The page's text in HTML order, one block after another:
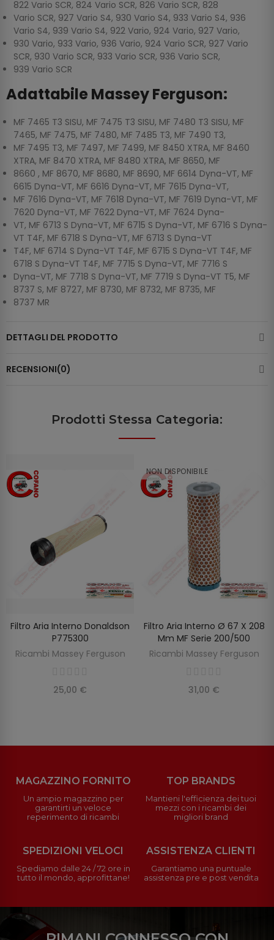
822 Vario SCR, 824 Vario SCR, 826 Vario SCR, 828
Vario SCR, 927 Vario S4, 930 Vario S4, 933 Vario S4, 936
Vario S4, 939 Vario S4, 922 Vario, 924 Vario, 927 Vario,
930 Vario, 933 Vario, 936 Vario, 924 Vario SCR, 927 Vario
SCR, 930 Vario SCR, 933 Vario SCR, 936 Vario SCR,
939 Vario SCR
Adattabile Massey Ferguson:
MF 7465 T3 SISU, MF 7475 T3 SISU, MF 7480 T3 SISU, MF
7465, MF 7475, MF 7480, MF 7485 T3, MF 7490 T3,
MF 7495 T3, MF 7497, MF 7499, MF 8450 XTRA, MF 8460
XTRA, MF 8470 XTRA, MF 8480 XTRA, MF 8650, MF
8660 , MF 8670, MF 8680, MF 8690, MF 6614 Dyna-VT, MF
6615 Dyna-VT, MF 6616 Dyna-VT, MF 7615 Dyna-VT,
MF 7616 Dyna-VT, MF 7618 Dyna-VT, MF 7619 Dyna-VT, MF
7620 Dyna-VT, MF 7622 Dyna-VT, MF 7624 Dyna-
VT, MF 6713 S Dyna-VT, MF 6715 S Dyna-VT, MF 6716 S Dyna-
VT T4F, MF 6718 S Dyna-VT, MF 6713 S Dyna-VT
T4F, MF 6714 S Dyna-VT T4F, MF 6715 S Dyna-VT T4F, MF
6718 S Dyna-VT T4F, MF 7715 S Dyna-VT, MF 7716 S
Dyna-VT, MF 7718 S Dyna-VT, MF 7719 S Dyna-VT T5, MF
8737 S, MF 8727, MF 8730, MF 8732, MF 8735, MF
8737 MR
DETTAGLI DEL PRODOTTO
RECENSIONI(0)
Prodotti Stessa Categoria:
AGGIUNGI AL CARRELLO
Filtro Aria Interno Donaldson
P775300
Ricambi Massey Ferguson
25,00 €
NON DISPONIBILE
SCOPRIRE
Filtro Aria Interno Ø 67 X 208
Mm MF Serie 200/500
Ricambi Massey Ferguson
31,00 €
MAGAZZINO FORNITO
Un ampio magazzino per
garantirti un veloce
reperimento di ricambi
TOP BRANDS
Mantieni l'efficienza dei tuoi
mezzi con i ricambi dei
migliori brand
SPEDIZIONI VELOCI
Spediamo dalle 24 / 72 ore in
tutto il mondo, approfittane!
ASSISTENZA CLIENTI
Garantiamo una puntuale
assistenza pre e post vendita